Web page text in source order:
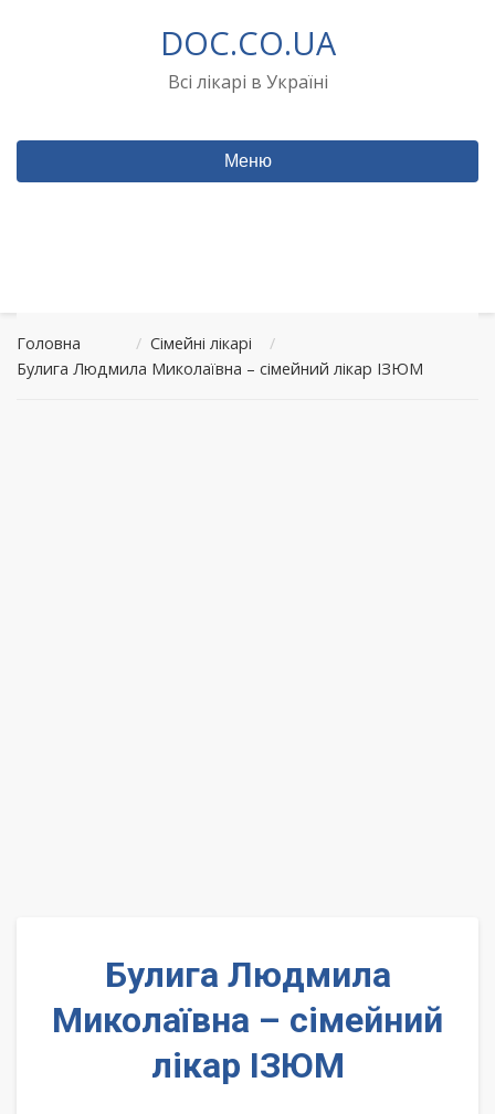
DOC.CO.UA
Всі лікарі в Україні
Меню
Головна / Сімейні лікарі
/
Булига Людмила Миколаївна – сімейний лікар ІЗЮМ
Булига Людмила
Миколаївна – сімейний
лікар ІЗЮМ